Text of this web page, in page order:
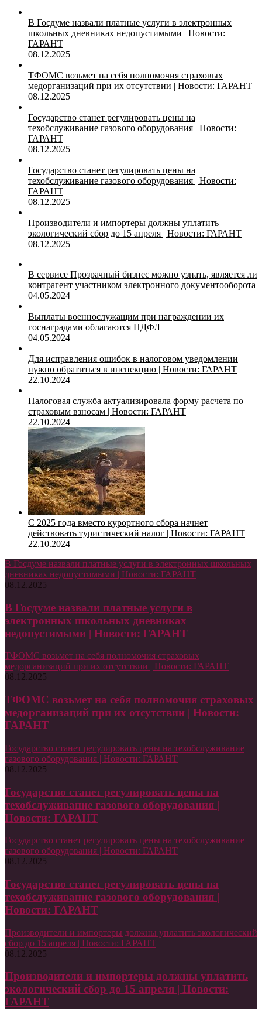
В Госдуме назвали платные услуги в электронных
школьных дневниках недопустимыми | Новости:
ГАРАНТ
08.12.2025
ТФОМС возьмет на себя полномочия страховых
медорганизаций при их отсутствии | Новости: ГАРАНТ
08.12.2025
Государство станет регулировать цены на
техобслуживание газового оборудования | Новости:
ГАРАНТ
08.12.2025
Государство станет регулировать цены на
техобслуживание газового оборудования | Новости:
ГАРАНТ
08.12.2025
Производители и импортеры должны уплатить
экологический сбор до 15 апреля | Новости: ГАРАНТ
08.12.2025
В сервисе Прозрачный бизнес можно узнать, является ли
контрагент участником электронного документооборота
04.05.2024
Выплаты военнослужащим при награждении их
госнаградами облагаются НДФЛ
04.05.2024
Для исправления ошибок в налоговом уведомлении
нужно обратиться в инспекцию | Новости: ГАРАНТ
22.10.2024
Налоговая служба актуализировала форму расчета по
страховым взносам | Новости: ГАРАНТ
22.10.2024
С 2025 года вместо курортного сбора начнет
действовать туристический налог | Новости: ГАРАНТ
22.10.2024
В Госдуме назвали платные услуги в электронных школьных
дневниках недопустимыми | Новости: ГАРАНТ
08.12.2025
В Госдуме назвали платные услуги в
электронных школьных дневниках
недопустимыми | Новости: ГАРАНТ
ТФОМС возьмет на себя полномочия страховых
медорганизаций при их отсутствии | Новости: ГАРАНТ
08.12.2025
ТФОМС возьмет на себя полномочия страховых
медорганизаций при их отсутствии | Новости:
ГАРАНТ
Государство станет регулировать цены на техобслуживание
газового оборудования | Новости: ГАРАНТ
08.12.2025
Государство станет регулировать цены на
техобслуживание газового оборудования |
Новости: ГАРАНТ
Государство станет регулировать цены на техобслуживание
газового оборудования | Новости: ГАРАНТ
08.12.2025
Государство станет регулировать цены на
техобслуживание газового оборудования |
Новости: ГАРАНТ
Производители и импортеры должны уплатить экологический
сбор до 15 апреля | Новости: ГАРАНТ
08.12.2025
Производители и импортеры должны уплатить
экологический сбор до 15 апреля | Новости:
ГАРАНТ